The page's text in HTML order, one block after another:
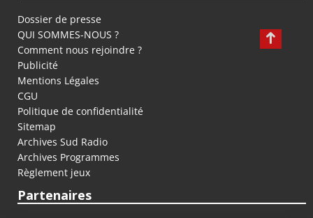
Dossier de presse
QUI SOMMES-NOUS ?
Comment nous rejoindre ?
Publicité
Mentions Légales
CGU
Politique de confidentialité
Sitemap
Archives Sud Radio
Archives Programmes
Règlement jeux
Partenaires